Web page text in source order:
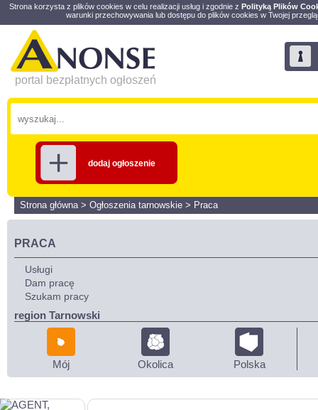
Strona korzysta z plików cookies w celu realizacji usług i zgodnie z Polityką Plików
warunki przechowywania lub dostępu do plików cookies w Twojej
portal bezpłatnych ogłoszeń
dodaj ogłoszenie
Strona główna> Ogłoszenia tarnowskie > Praca
PRACA
Usługi
Dam pracę
Szukam pracy
region Tarnowski
Mój Okolica Polska